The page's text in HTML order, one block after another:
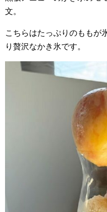
文。
こちらはたっぷりのももが
り贅沢なかき氷です。